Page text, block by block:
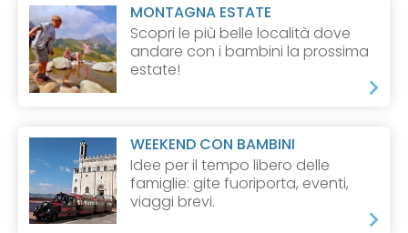
MONTAGNA ESTATE
Scopri le più belle località dove
andare con i bambini la prossima
estate!
WEEKEND CON BAMBINI
Idee per il tempo libero delle
famiglie: gite fuoriporta, eventi,
viaggi brevi.